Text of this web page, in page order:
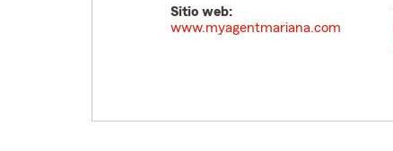
Sitio web:
www.myagentmariana.com